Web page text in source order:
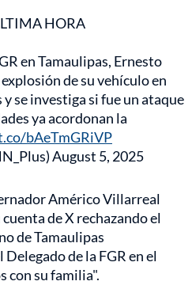
HORA
en Tamaulipas, Ernesto
de su vehículo en
se investiga si fue un ataque
ya acordonan la
bAeTmGRiVP
August 5, 2025
Américo Villarreal
de X rechazando el
de Tamaulipas
de la FGR en el
con su familia".